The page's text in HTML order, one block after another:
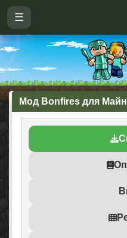
☰
Мод Bonfires для